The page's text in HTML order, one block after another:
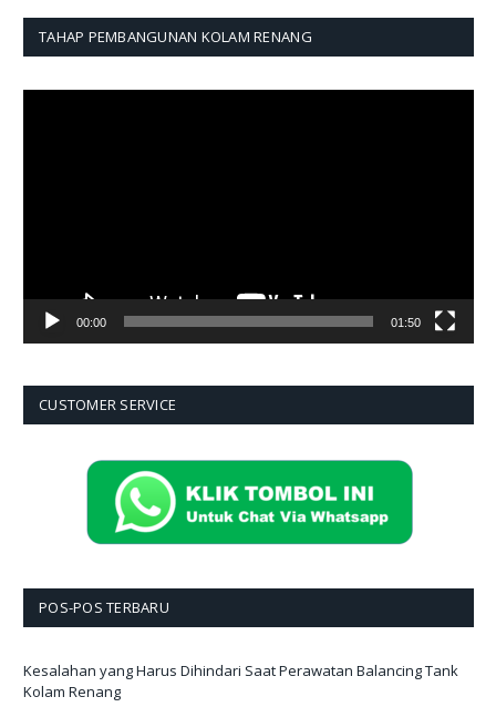
TAHAP PEMBANGUNAN KOLAM RENANG
00:00 01:50
CUSTOMER SERVICE
POS-POS TERBARU
Kesalahan yang Harus Dihindari Saat Perawatan Balancing Tank
Kolam Renang